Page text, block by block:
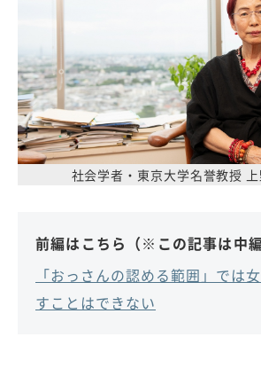
社会学者・東京大学名誉教授
前編はこちら（※この記事は中編
「おっさんの認める範囲」では
すことはできない